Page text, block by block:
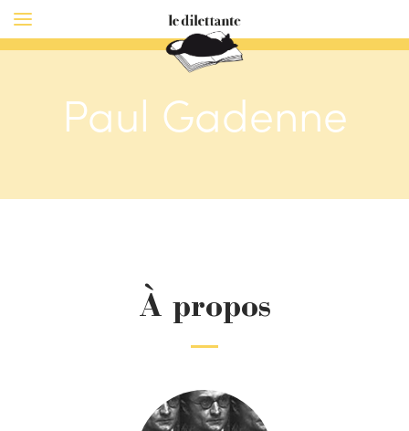
Paul Gadenne
À propos